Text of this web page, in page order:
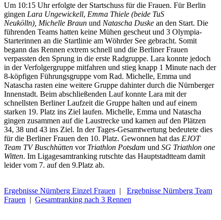
Um 10:15 Uhr erfolgte der Startschuss für die Frauen. Für Berlin
gingen Lara Ungewickell, Emma Thiele (beide TuS
Neukölln), Michelle Braun und Natascha Duske an den Start. Die
führenden Teams hatten keine Mühen gescheut und 3 Olympia-
Starterinnen an die Startlinie am Wöhrder See gebracht. Somit
begann das Rennen extrem schnell und die Berliner Frauen
verpassten den Sprung in die erste Radgruppe. Lara konnte jedoch
in der Verfolgergruppe mitfahren und stieg knapp 1 Minute nach der
8-köpfigen Führungsgruppe vom Rad. Michelle, Emma und
Natascha rasten eine weitere Gruppe dahinter durch die Nürnberger
Innenstadt. Beim abschließenden Lauf konnte Lara mit der
schnellsten Berliner Laufzeit die Gruppe halten und auf einem
starken 19. Platz ins Ziel laufen. Michelle, Emma und Natascha
gingen zusammen auf die Laustrecke und kamen auf den Plätzen
34, 38 und 43 ins Ziel. In der Tages-Gesamtwertung bedeutete dies
für die Berliner Frauen den 10. Platz. Gewonnen hat das EJOT
Team TV Buschhütten vor Triathlon Potsdam und SG Triathlon one
Witten. Im Ligagesamtranking rutschte das Hauptstadtteam damit
leider vom 7. auf den 9.Platz ab.
Ergebnisse Nürnberg Einzel Frauen | Ergebnisse Nürnberg Team
Frauen | Gesamtranking nach 3 Rennen